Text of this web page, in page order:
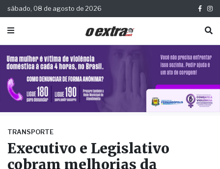
sábado, 08 de agosto de 2026
TRANSPORTE
Executivo e Legislativo
cobram melhorias da